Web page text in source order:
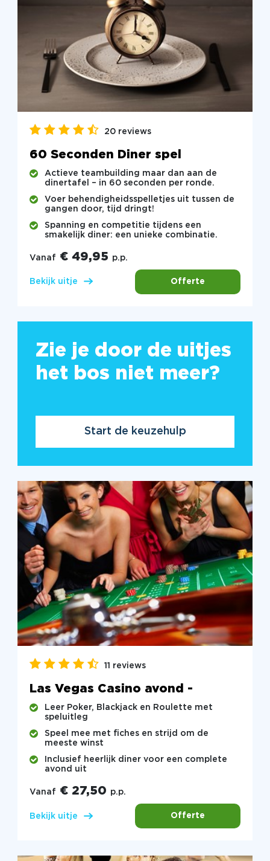
20 reviews
60 Seconden Diner spel
Actieve teambuilding maar dan aan de
dinertafel – in 60 seconden per ronde.
Voer behendigheidsspelletjes uit tussen de
gangen door, tijd dringt!
Spanning en competitie tijdens een
smakelijk diner: een unieke combinatie.
Vanaf € 49,95 p.p.
Bekijk uitje Offerte
Zie je door de uitjes
het bos niet meer?
Start de keuzehulp
11 reviews
Las Vegas Casino avond -
Leer Poker, Blackjack en Roulette met
speluitleg
Speel mee met fiches en strijd om de
meeste winst
Inclusief heerlijk diner voor een complete
avond uit
Vanaf € 27,50 p.p.
Bekijk uitje Offerte